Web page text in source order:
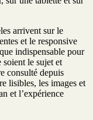
arrivent sur le
et le responsive
indispensable pour
le sujet et
consulté depuis
lisibles, les images et
et l’expérience